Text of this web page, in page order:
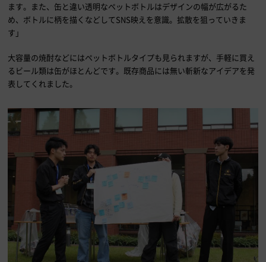
ます。また、缶と違い透明なペットボトルはデザインの幅が広がるた
め、ボトルに柄を描くなどしてSNS映えを意識。拡散を狙っていきま
す」
大容量の焼酎などにはペットボトルタイプも見られますが、手軽に買え
るビール類は缶がほとんどです。既存商品には無い斬新なアイデアを発
表してくれました。